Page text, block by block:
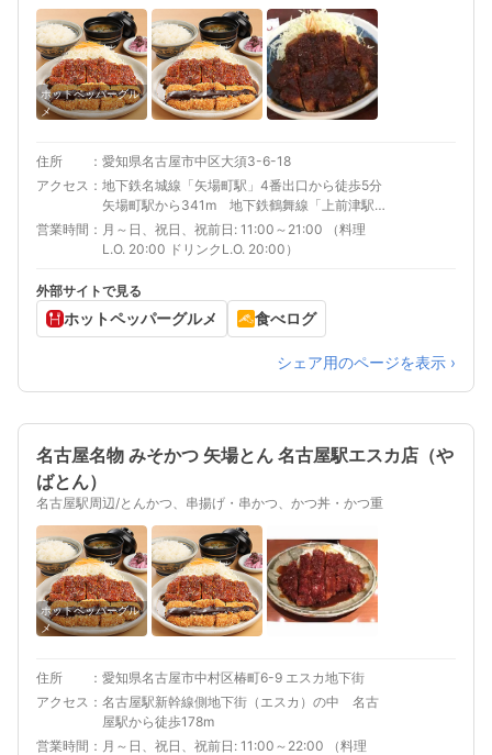
ホットペッパーグル
メ
住所
愛知県名古屋市中区大須3-6-18
アクセス
地下鉄名城線「矢場町駅」4番出口から徒歩5分
矢場町駅から341m 地下鉄鶴舞線「上前津駅」
9番出口から徒歩5分
営業時間
月～日、祝日、祝前日: 11:00～21:00 （料理
L.O. 20:00 ドリンクL.O. 20:00）
外部サイトで見る
ホットペッパーグルメ 食べログ
シェア用のページを表示 ›
名古屋名物 みそかつ 矢場とん 名古屋駅エスカ店（や
ばとん）
名古屋駅周辺/とんかつ、串揚げ・串かつ、かつ丼・かつ重
ホットペッパーグル
メ
住所
愛知県名古屋市中村区椿町6-9 エスカ地下街
アクセス
名古屋駅新幹線側地下街（エスカ）の中 名古
屋駅から徒歩178m
営業時間
月～日、祝日、祝前日: 11:00～22:00 （料理